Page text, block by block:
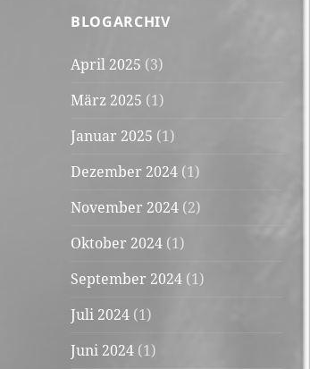
BLOGARCHIV
April 2025 (3)
März 2025 (1)
Januar 2025 (1)
Dezember 2024 (1)
November 2024 (2)
Oktober 2024 (1)
September 2024 (1)
Juli 2024 (1)
Juni 2024 (1)